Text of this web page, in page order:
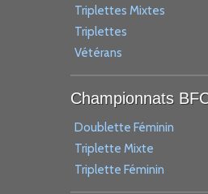
Triplettes Mixtes
Triplettes
Vétérans
Championnats
Doublette Féminin
Triplette Mixte
Triplette Féminin